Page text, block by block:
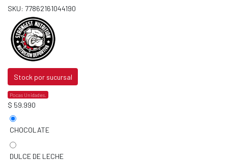
SKU: 77862161044190
Stock por sucursal
Pocas Unidades.
$ 59.990
CHOCOLATE
DULCE DE LECHE